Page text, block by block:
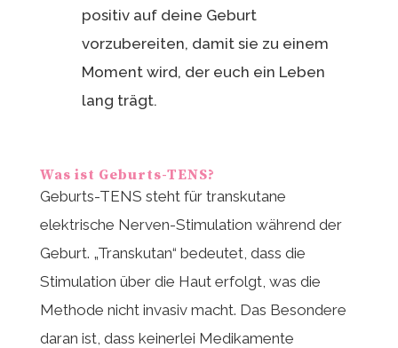
positiv auf deine Geburt
vorzubereiten, damit sie zu einem
Moment wird, der euch ein Leben
lang trägt.
Was ist Geburts-TENS?
Geburts-TENS steht für transkutane
elektrische Nerven-Stimulation während der
Geburt. „Transkutan“ bedeutet, dass die
Stimulation über die Haut erfolgt, was die
Methode nicht invasiv macht. Das Besondere
daran ist, dass keinerlei Medikamente